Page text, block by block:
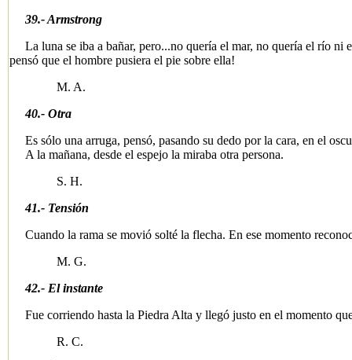
39.- Armstrong
La luna se iba a bañar, pero...no quería el mar, no quería el río ni
pensó que el hombre pusiera el pie sobre ella!
M. A.
40.- Otra
Es sólo una arruga, pensó, pasando su dedo por la cara, en el
A la mañana, desde el espejo la miraba otra persona.
S. H.
41.- Tensión
Cuando la rama se movió solté la flecha. En ese momento
M. G.
42.- El instante
Fue corriendo hasta la Piedra Alta y llegó justo en el momento
R. C.